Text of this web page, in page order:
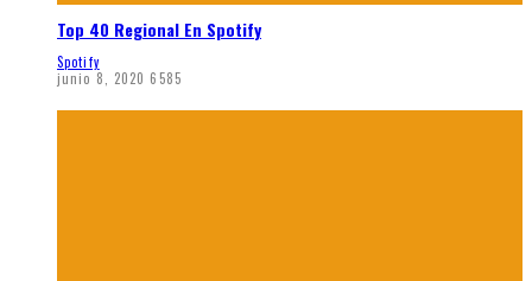
Top 40 Regional En Spotify
Spotify
junio 8, 2020 6585